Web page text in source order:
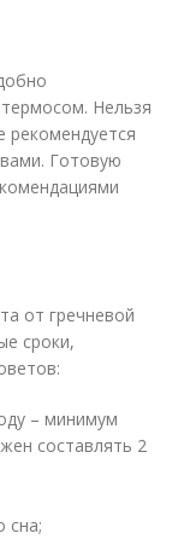
Нельзя
рекомендуется
Готовую
от гречневой
сроки,
– минимум
составлять 2
сна;